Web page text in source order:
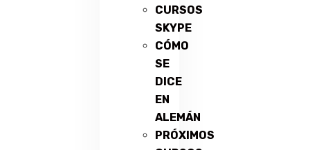
CURSOS
SKYPE
CÓMO
SE
DICE
EN
ALEMÁN
PRÓXIMOS